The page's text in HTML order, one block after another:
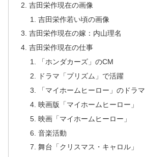
吉田栄作現在の画像
吉田栄作若い頃の画像
吉田栄作現在の嫁：内山理名
吉田栄作現在の仕事
「ホンダカーズ」のCM
ドラマ「プリズム」で活躍
「マイホームヒーロー」のドラマ
映画版「マイホームヒーロー」
映画「マイホームヒーロー」
音楽活動
舞台「クリスマス・キャロル」